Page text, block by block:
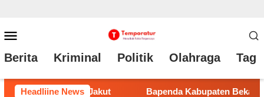
ke
konten
Mobile
Berita Kriminal Politik Olahraga Tag
Headliine News
Kabupaten Bekasi Raih Juara Pertama di Fashion Show